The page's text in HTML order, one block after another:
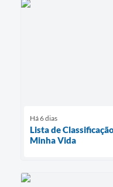
Há 6 dias
Lista de
Minha Vida